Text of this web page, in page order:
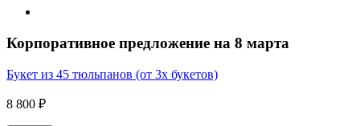
Корпоративное предложение на 8 марта
Букет из 45 тюльпанов (от 3х букетов)
8 800 ₽